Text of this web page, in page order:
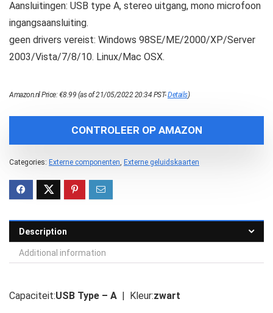
Aansluitingen: USB type A, stereo uitgang, mono microfoon
ingangsaansluiting.
geen drivers vereist: Windows 98SE/ME/2000/XP/Server
2003/Vista/7/8/10. Linux/Mac OSX.
Amazon.nl Price:€8.99 (as of 21/05/2022 20:34 PST-Details)
CONTROLEER OP AMAZON
Categories: Externe componenten Externe geluidskaarten
Description
Additional information
Capaciteit:USB Type – A | Kleur:zwart